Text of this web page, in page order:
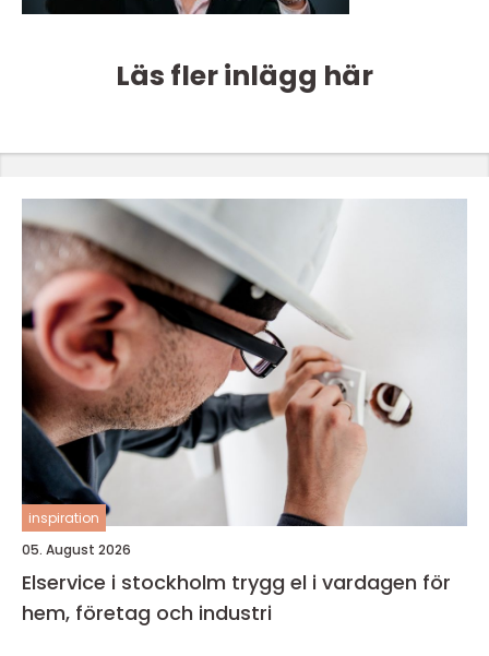
Läs fler inlägg här
inspiration
05. August 2026
Elservice i stockholm trygg el i vardagen för
hem, företag och industri